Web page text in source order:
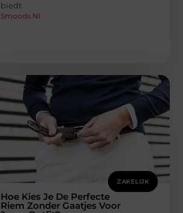
biedt
Smoods.nl
ZAKELIJK
Hoe Kies Je De Perfecte
Riem Zonder Gaatjes Voor